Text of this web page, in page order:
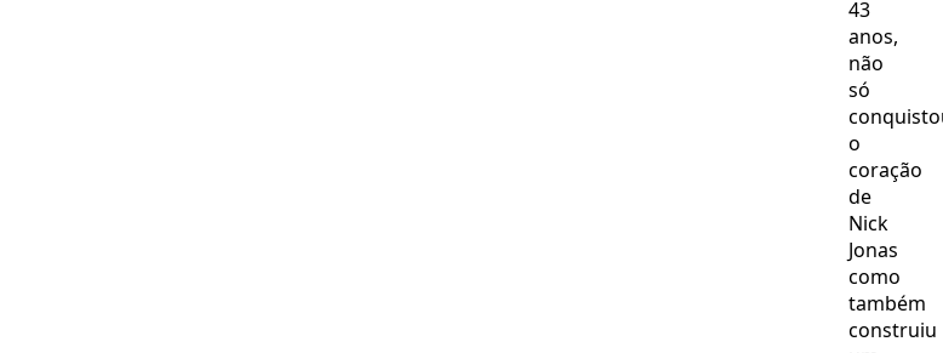
43
anos,
não
só
o
coração
de
Nick
Jonas
como
também
construiu